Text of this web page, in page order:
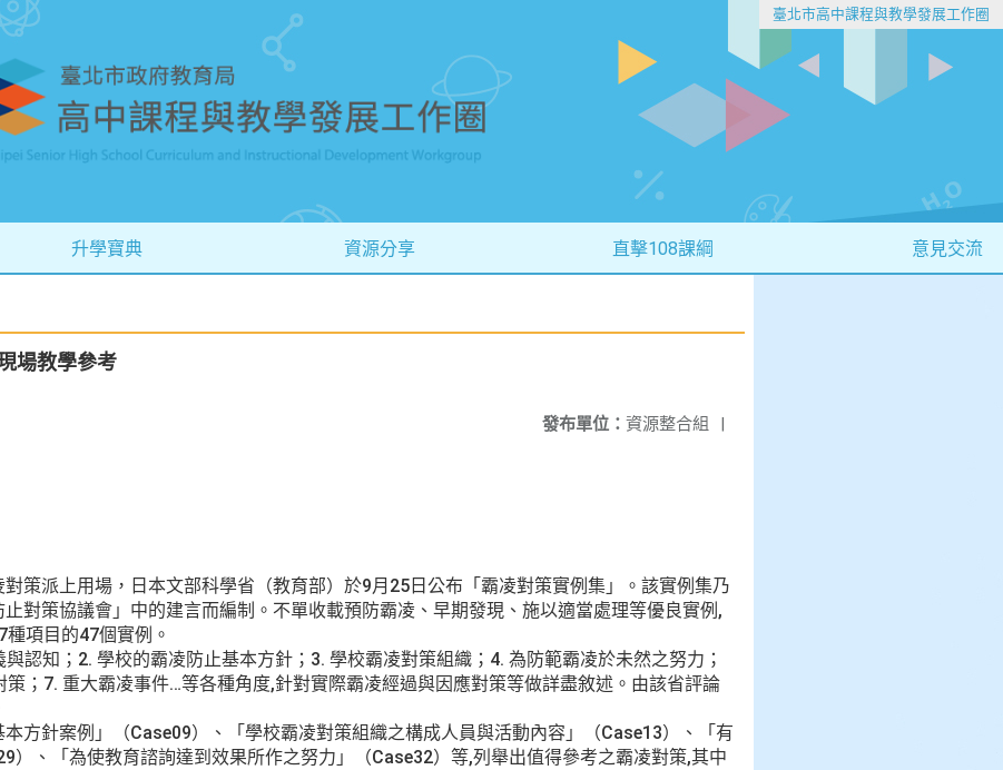
臺北市高中課程與教學發展工作圈
升學寶典 資源分享 直擊108課綱 意見交流
場教學參考
發布單位： 資源整合組 |
策派上用場，日本文部科學省（教育部）於9月25日公布「霸凌對策實例集」。該實例集乃
對策協議會」中的建言而編制。不單收載預防霸凌、早期發現、施以適當處理等優良實例,
項目的47個實例。
認知；2. 學校的霸凌防止基本方針；3. 學校霸凌對策組織；4. 為防範霸凌於未然之努力；
策；7. 重大霸凌事件…等各種角度,針對實際霸凌經過與因應對策等做詳盡敘述。由該省評論
本方針案例」（Case09）、「學校霸凌對策組織之構成人員與活動內容」（Case13）、「有
）、「為使教育諮詢達到效果所作之努力」（Case32）等,列舉出值得參考之霸凌對策,其中